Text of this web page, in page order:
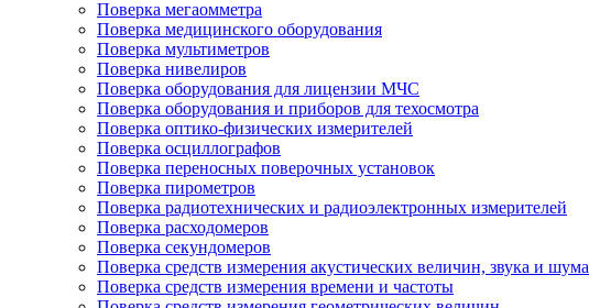
Поверка мегаомметра
Поверка медицинского оборудования
Поверка мультиметров
Поверка нивелиров
Поверка оборудования для лицензии МЧС
Поверка оборудования и приборов для техосмотра
Поверка оптико-физических измерителей
Поверка осциллографов
Поверка переносных поверочных установок
Поверка пирометров
Поверка радиотехнических и радиоэлектронных измерителей
Поверка расходомеров
Поверка секундомеров
Поверка средств измерения акустических величин, звука и шума
Поверка средств измерения времени и частоты